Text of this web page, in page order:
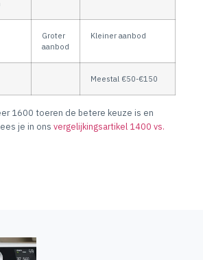
Groter
aanbod
Kleiner aanbod
Meestal €50-€150
1600 toeren de betere keuze is en
je in ons vergelijkingsartikel 1400 vs.